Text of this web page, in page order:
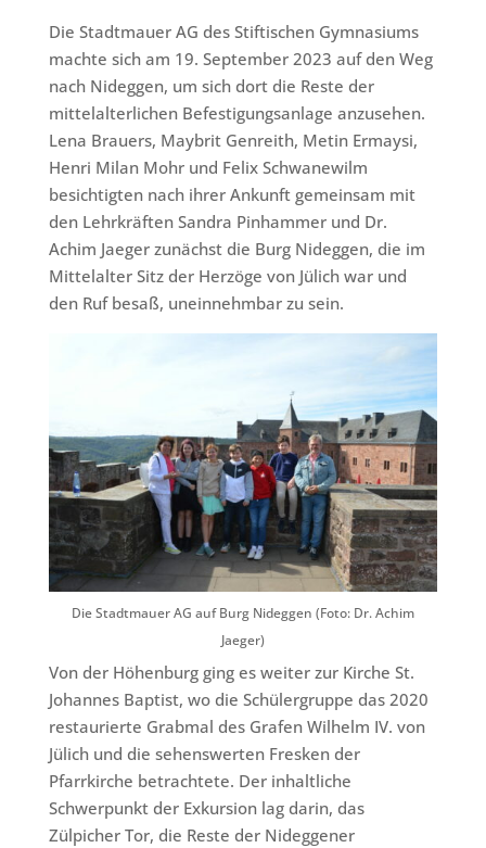
Die Stadtmauer AG des Stiftischen Gymnasiums
machte sich am 19. September 2023 auf den Weg
nach Nideggen, um sich dort die Reste der
mittelalterlichen Befestigungsanlage anzusehen.
Lena Brauers, Maybrit Genreith, Metin Ermaysi,
Henri Milan Mohr und Felix Schwanewilm
besichtigten nach ihrer Ankunft gemeinsam mit
den Lehrkräften Sandra Pinhammer und Dr.
Achim Jaeger zunächst die Burg Nideggen, die im
Mittelalter Sitz der Herzöge von Jülich war und
den Ruf besaß, uneinnehmbar zu sein.
Die Stadtmauer AG auf Burg Nideggen (Foto: Dr. Achim
Jaeger)
Von der Höhenburg ging es weiter zur Kirche St.
Johannes Baptist, wo die Schülergruppe das 2020
restaurierte Grabmal des Grafen Wilhelm IV. von
Jülich und die sehenswerten Fresken der
Pfarrkirche betrachtete. Der inhaltliche
Schwerpunkt der Exkursion lag darin, das
Zülpicher Tor, die Reste der Nideggener